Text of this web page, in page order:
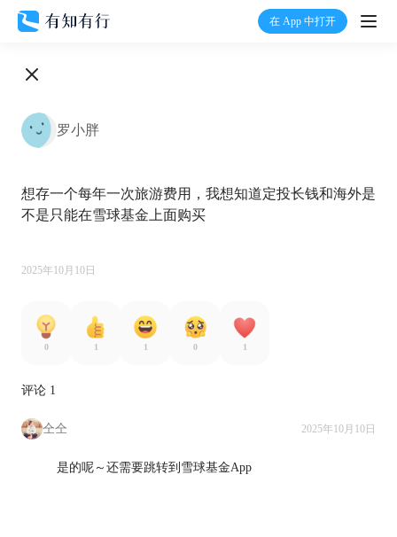
在 App 中打开
打
有行
罗小胖
想存一个每年一次旅游费用，我想知道定投长钱和海外是
不是只能在雪球基金上面购买
2025年10月10日
0 1 1 0 1
评论 1
仝仝 2025年10月10日
是的呢～还需要跳转到雪球基金App